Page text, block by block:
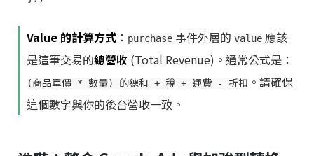
Value 的計算方式 ： purchase 事件外層的 value 應該
是這筆交易的總營收 (Total Revenue)。通常公式是：
(商品單價 * 數量) 的總和 + 稅 + 運費 - 折扣 。請確保
這個數字與你的後台營收一致。